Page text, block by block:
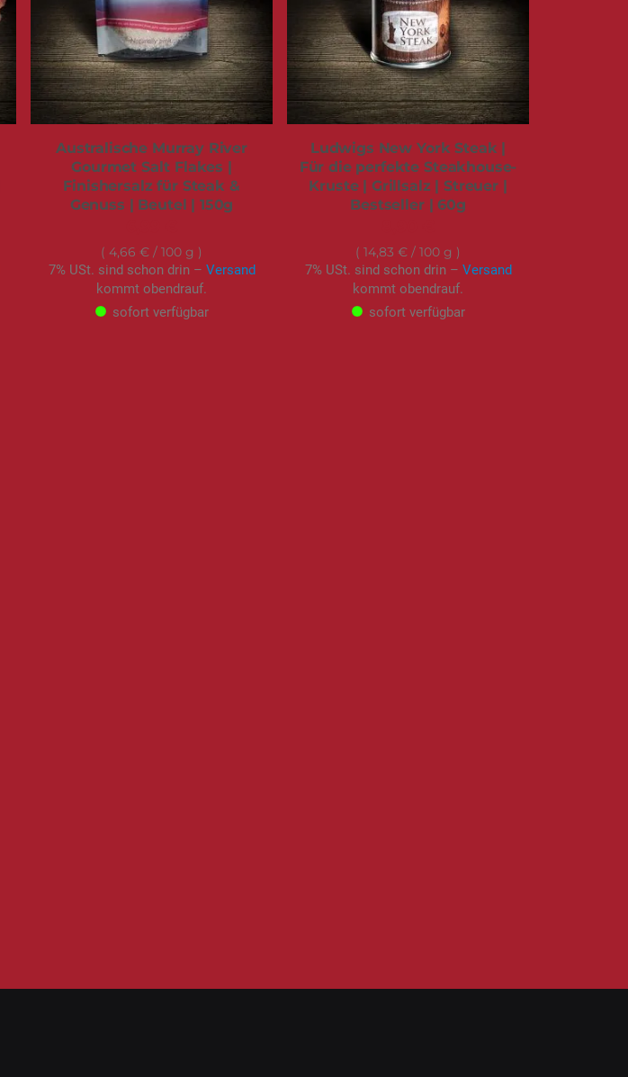
Australische Murray River
Gourmet Salt Flakes |
Finishersalz für Steak &
Genuss | Beutel | 150g
4,66 € / 100 g
7% USt. sind schon drin – Versand
kommt obendrauf.
sofort verfügbar
Ludwigs New York Steak |
Für die perfekte Steakhouse-
Kruste | Grillsalz | Streuer |
Bestseller | 60g
14,83 € / 100 g
7% USt. sind schon drin – Versand
kommt obendrauf.
sofort verfügbar